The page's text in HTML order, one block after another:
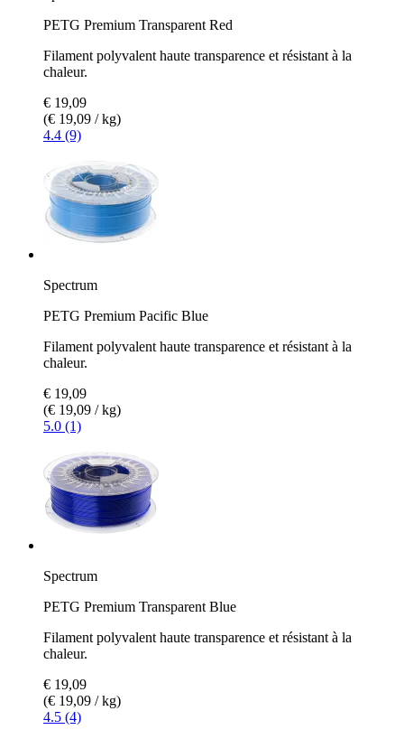
PETG Premium Transparent Red
Filament polyvalent haute transparence et résistant à la
chaleur.
€ 19,09
(€ 19,09 / kg)
4.4 (9)
Spectrum
PETG Premium Pacific Blue
Filament polyvalent haute transparence et résistant à la
chaleur.
€ 19,09
(€ 19,09 / kg)
5.0 (1)
Spectrum
PETG Premium Transparent Blue
Filament polyvalent haute transparence et résistant à la
chaleur.
€ 19,09
(€ 19,09 / kg)
4.5 (4)